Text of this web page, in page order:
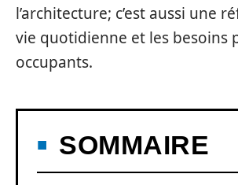
l’architecture; c’est aussi une
vie quotidienne et les besoins
occupants.
SOMMAIRE